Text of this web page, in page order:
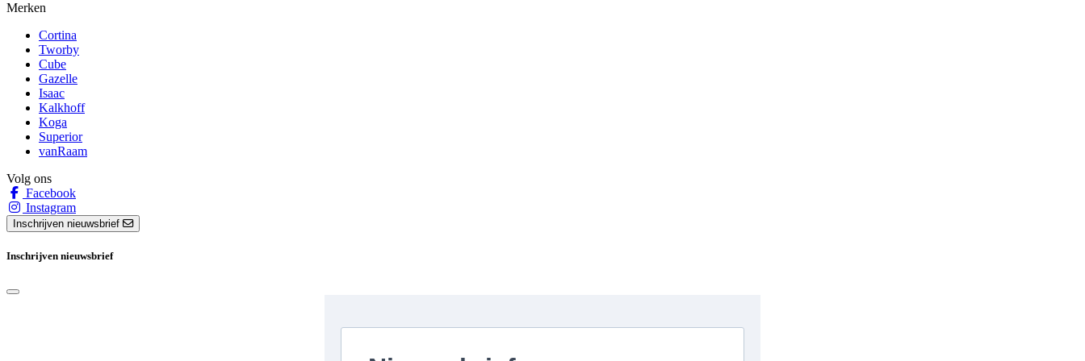
Merken
Cortina
Tworby
Cube
Gazelle
Isaac
Kalkhoff
Koga
Superior
vanRaam
Volg ons
Facebook
Instagram
Inschrijven nieuwsbrief
Inschrijven nieuwsbrief